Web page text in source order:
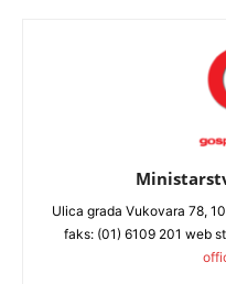
Ulica grada Vukovara 78,
faks: (01) 6109 201 web